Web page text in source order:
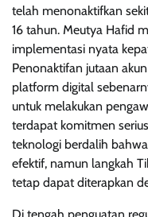
telah menonaktifkan
16 tahun. Meutya Hafid
implementasi nyata
Penonaktifan jutaan
platform digital
untuk melakukan
terdapat komitmen
teknologi berdalih
efektif, namun langkah
tetap dapat diterapkan